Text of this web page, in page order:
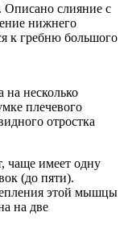
Описано слияние с
нижнего
к гребню большого
на несколько
плечевого
отростка
чаще имеет одну
(до пяти).
этой мышцы
на две